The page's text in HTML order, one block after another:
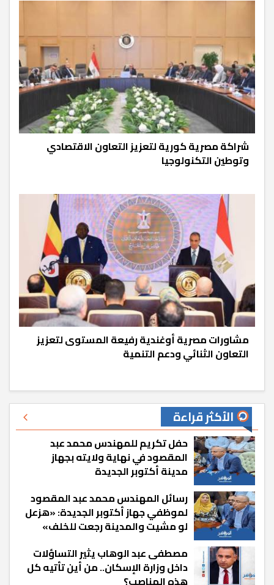
شراكة مصرية كورية لتعزيز التعاون الاقتصادي
وتوطين التكنولوجيا
مشاورات مصرية أوغندية رفيعة المستوى لتعزيز
التعاون الثنائي ودعم التنمية
الأكثر قراءة
حفل تكريم للمهندس محمد عبد
المقصود في نهاية ولايته بجهاز
مدينة أكتوبر الجديدة
رسائل المهندس محمد عبد المقصود
لموظفي جهاز أكتوبر الجديدة: «هزعل
لو مشيت والمدينة رجعت للخلف»
مصطفى عبد الوهاب يثير التساؤلات
داخل وزارة الإسكان.. من أين تأتيه كل